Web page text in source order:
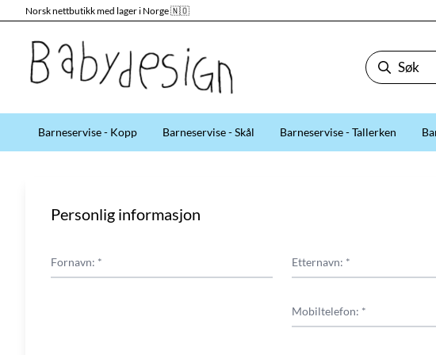
Hopp til innhold
Norsk nettbutikk med lager i Norge 🇳🇴
Barneservise - Kopp Barneservise - Skål Barneservise - Tallerken
Personlig informasjon
Fornavn: * Etternavn: *
Mobiltelefon: *